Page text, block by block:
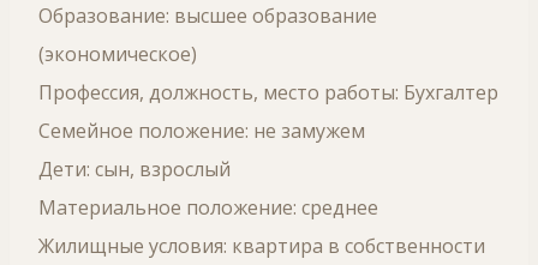
Образование: высшее образование
(экономическое)
Профессия, должность, место работы: Бухгалтер
Семейное положение: не замужем
Дети: сын, взрослый
Материальное положение: среднее
Жилищные условия: квартира в собственности